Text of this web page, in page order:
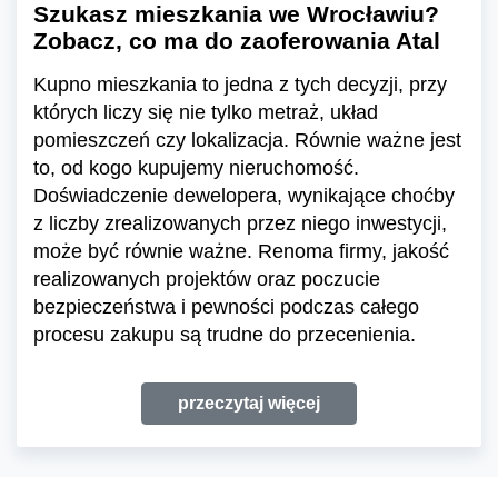
Szukasz mieszkania we Wrocławiu?
Zobacz, co ma do zaoferowania Atal
Kupno mieszkania to jedna z tych decyzji, przy
których liczy się nie tylko metraż, układ
pomieszczeń czy lokalizacja. Równie ważne jest
to, od kogo kupujemy nieruchomość.
Doświadczenie dewelopera, wynikające choćby
z liczby zrealizowanych przez niego inwestycji,
może być równie ważne. Renoma firmy, jakość
realizowanych projektów oraz poczucie
bezpieczeństwa i pewności podczas całego
procesu zakupu są trudne do przecenienia.
przeczytaj więcej